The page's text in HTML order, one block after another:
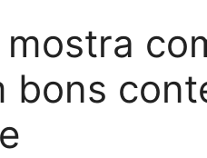
mostra
bons